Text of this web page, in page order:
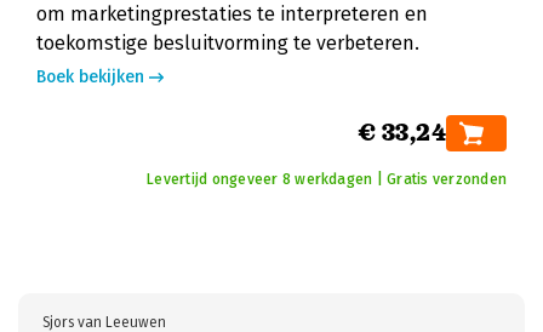
om marketingprestaties te interpreteren en
toekomstige besluitvorming te verbeteren.
Boek bekijken
€ 33,24
Levertijd ongeveer 8 werkdagen | Gratis verzonden
Sjors van Leeuwen